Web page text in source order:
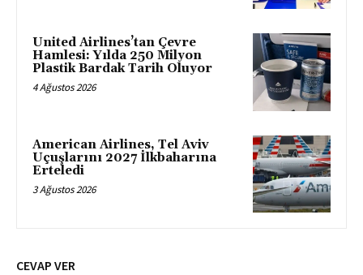
United Airlines’tan Çevre
Hamlesi: Yılda 250 Milyon
Plastik Bardak Tarih Oluyor
4 Ağustos 2026
American Airlines, Tel Aviv
Uçuşlarını 2027 İlkbaharına
Erteledi
3 Ağustos 2026
CEVAP VER